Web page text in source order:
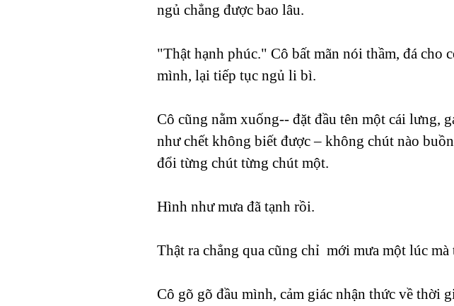
ngủ chẳng được bao lâu.
"Thật hạnh phúc." Cô bất mãn nói thầm, đá cho
mình, lại tiếp tục ngủ li bì.
Cô cũng nằm xuống-- đặt đầu tên một cái lưng,
như chết không biết được – không chút nào
đổi từng chút từng chút một.
Hình như mưa đã tạnh rồi.
Thật ra chẳng qua cũng chỉ mới mưa một lúc
Cô gõ gõ đầu mình, cảm giác nhận thức về thời